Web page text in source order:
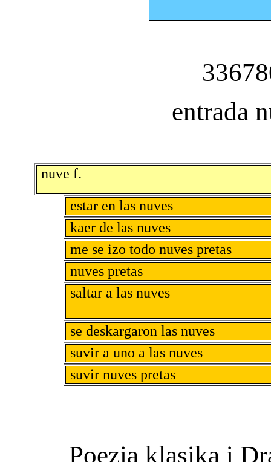
entrada
nuve f.
estar en las nuves
kaer de las nuves
me se izo todo nuves pretas
nuves pretas
saltar a las nuves
se deskargaron las nuves
suvir a uno a las nuves
suvir nuves pretas